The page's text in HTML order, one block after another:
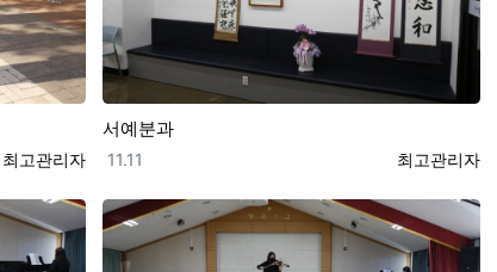
등록자
최고관리자
서예분과
등록자
최고관리자
등록일
11.11